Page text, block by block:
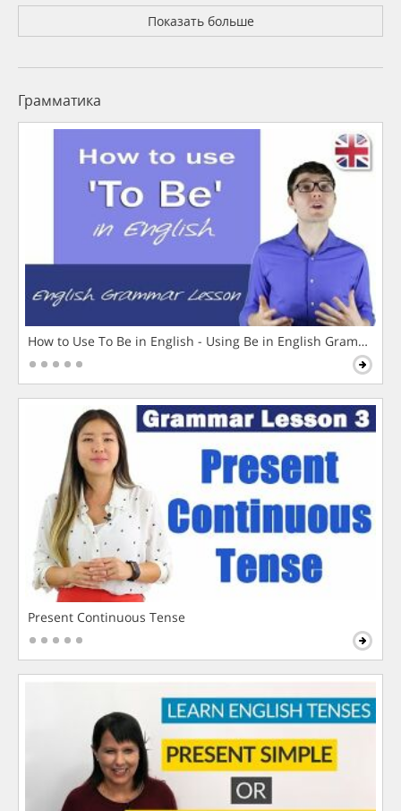
Показать больше
Грамматика
How to Use To Be in English - Using Be in English Grammar
Present Continuous Tense